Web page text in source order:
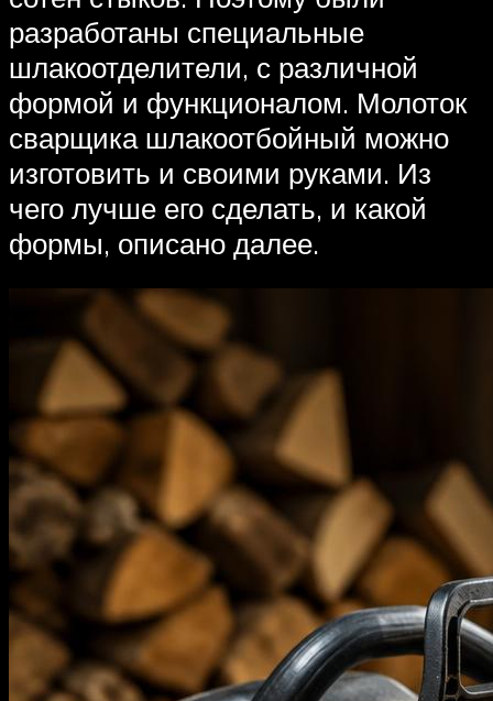
разработаны специальные
шлакоотделители, с различной
формой и функционалом. Молоток
сварщика шлакоотбойный можно
изготовить и своими руками. Из
чего лучше его сделать, и какой
формы, описано далее.